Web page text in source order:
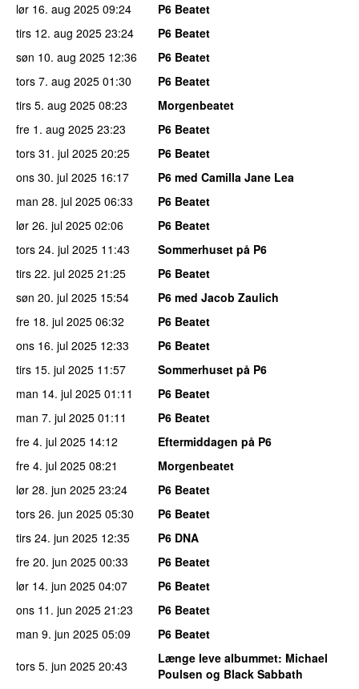
lør 16. aug 2025 09:24
P6 Beatet
tirs 12. aug 2025 23:24
P6 Beatet
søn 10. aug 2025 12:36
P6 Beatet
tors 7. aug 2025 01:30
P6 Beatet
tirs 5. aug 2025 08:23
Morgenbeatet
fre 1. aug 2025 23:23
P6 Beatet
tors 31. jul 2025 20:25
P6 Beatet
ons 30. jul 2025 16:17
P6 med Camilla Jane Lea
man 28. jul 2025 06:33
P6 Beatet
lør 26. jul 2025 02:06
P6 Beatet
tors 24. jul 2025 11:43
Sommerhuset på P6
tirs 22. jul 2025 21:25
P6 Beatet
søn 20. jul 2025 15:54
P6 med Jacob Zaulich
fre 18. jul 2025 06:32
P6 Beatet
ons 16. jul 2025 12:33
P6 Beatet
tirs 15. jul 2025 11:57
Sommerhuset på P6
man 14. jul 2025 01:11
P6 Beatet
man 7. jul 2025 01:11
P6 Beatet
fre 4. jul 2025 14:12
Eftermiddagen på P6
fre 4. jul 2025 08:21
Morgenbeatet
lør 28. jun 2025 23:24
P6 Beatet
tors 26. jun 2025 05:30
P6 Beatet
tirs 24. jun 2025 12:35
P6 DNA
fre 20. jun 2025 00:33
P6 Beatet
lør 14. jun 2025 04:07
P6 Beatet
ons 11. jun 2025 21:23
P6 Beatet
man 9. jun 2025 05:09
P6 Beatet
tors 5. jun 2025 20:43 Længe leve albummet: Michael
Poulsen og Black Sabbath